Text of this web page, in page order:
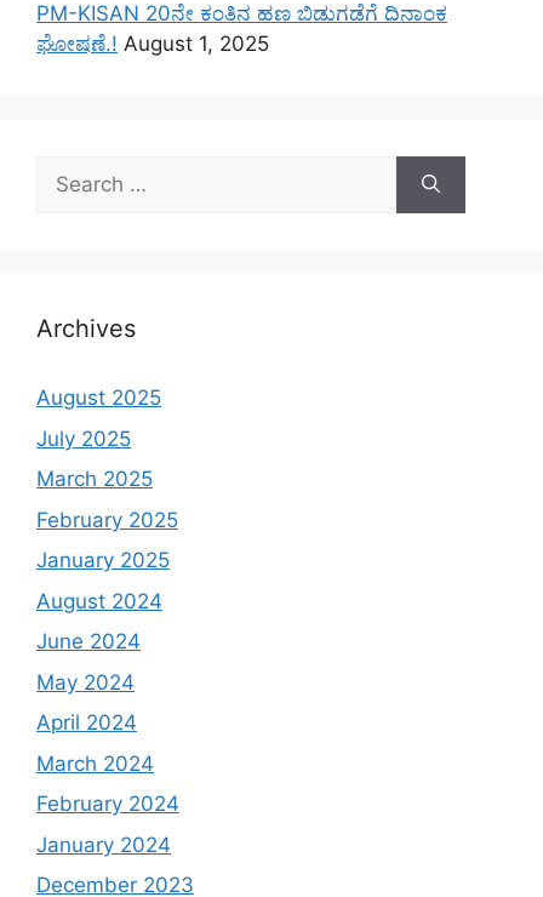
PM-KISAN 20ನೇ ಕಂತಿನ ಹಣ ಬಿಡುಗಡೆಗೆ ದಿನಾಂಕ
ಘೋಷಣೆ.! August 1, 2025
Search
for:
Archives
August 2025
July 2025
March 2025
February 2025
January 2025
August 2024
June 2024
May 2024
April 2024
March 2024
February 2024
January 2024
December 2023